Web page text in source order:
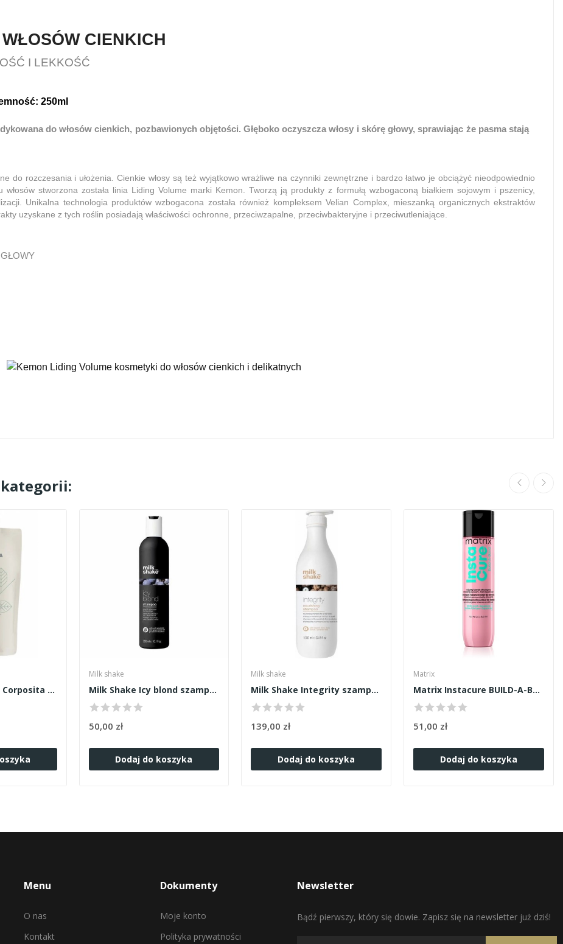
CIENKICH
I LEKKOŚĆ
250ml
do włosów cienkich, pozbawionych objętości. Głęboko oczyszcza włosy i skórę głowy, sprawiając że pasma stają
do rozczesania i ułożenia. Cienkie włosy są też wyjątkowo wrażliwe na czynniki zewnętrzne i bardzo łatwo je obciążyć nieodpowiednio
stworzona została linia Liding Volume marki Kemon. Tworzą ją produkty z formułą wzbogaconą białkiem sojowym i pszenicy,
Unikalna technologia produktów wzbogacona została również kompleksem Velian Complex, mieszanką organicznych ekstraktów
uzyskane z tych roślin posiadają właściwości ochronne, przeciwzapalne, przeciwbakteryjne i przeciwutleniające.
Kemon Volume e Corposita szampon 1000ml Refil
Milk shake
Milk Shake Icy blond szampon 300ml
50,00 zł
Dodaj do koszyka
Milk shake
Milk Shake Integrity szampon 1000ml
139,00 zł
Dodaj do koszyka
Matrix
Matrix Instacure BUILD-A-BOND szampon 300ml
51,00 zł
Dodaj do koszyka
Menu
O nas
Kontakt
Dokumenty
Moje konto
Polityka prywatności
Newsletter
Bądź pierwszy, który się dowie. Zapisz się na newsletter już dziś!